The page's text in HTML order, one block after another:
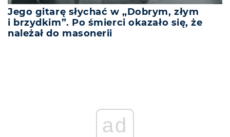
Jego gitarę słychać w „Dobrym, złym
i brzydkim”. Po śmierci okazało się, że
należał do masonerii
ad